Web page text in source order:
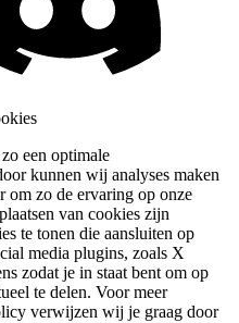
een optimale
kunnen wij analyses maken
om zo de ervaring op onze
van cookies zijn
te tonen die aansluiten op
media plugins, zoals X
zodat je in staat bent om op
te delen. Voor meer
verwijzen wij je graag door